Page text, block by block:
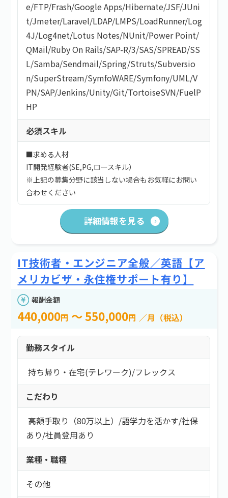
e/FTP/Frash/Google Apps/Hibernate/JSF/JUni
t/Jmeter/Laravel/LDAP/LMPS/LoadRunner/Log
4J/Log4net/Lotus Notes/NUnit/Power Point/
QMail/Ruby On Rails/SAP-R/3/SAS/SPREAD/SS
L/Samba/Sendmail/Spring/Struts/Subversio
n/SuperStream/SymfoWARE/Symfony/UML/V
PN/SAP/Jenkins/Unity/Git/TortoiseSVN/FuelP
HP
必須スキル
■求める人材
IT開発経験者(SE,PG,ロースキル）
※上記の募集分野に該当しない場合もお気軽にお問い
合わせください
詳細情報を見る
IT技術者・エンジニア全般／英語【ア
メリカビザ・永住権サポート有り】
報酬金額
440,000円 ～ 550,000円 ／月（税込）
勤務スタイル
持ち帰り・在宅(テレワーク)/フレックス
こだわり
高額手取り（80万以上） /語学力を活かす/社保
あり/社員登用あり
業種・職種
その他